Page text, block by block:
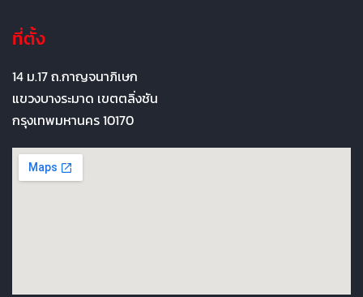
ที่ตั้ง
14 ม.17 ถ.กาญจนาภิเษก
แขวงบางระมาด เขตตลิ่งชัน
กรุงเทพมหานคร 10170